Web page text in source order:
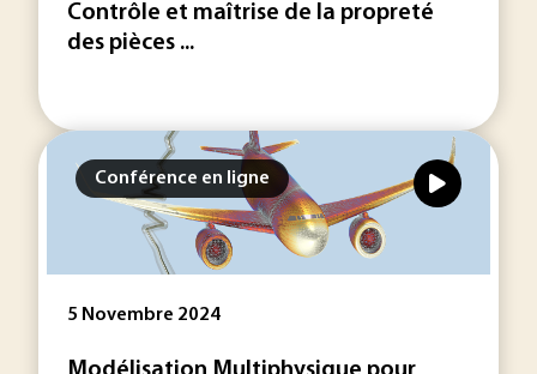
Contrôle et maîtrise de la propreté
des pièces ...
Conférence en ligne
5 Novembre 2024